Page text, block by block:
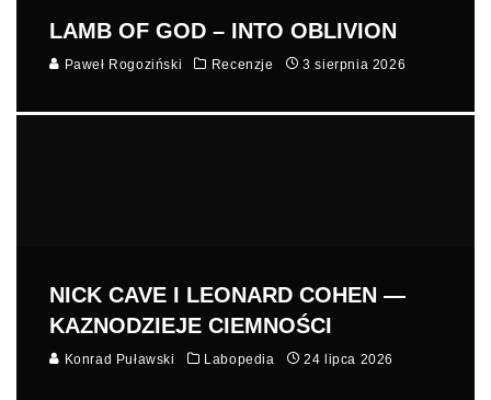
LAMB OF GOD – INTO OBLIVION
Paweł Rogoziński Recenzje 3 sierpnia 2026
NICK CAVE I LEONARD COHEN —
KAZNODZIEJE CIEMNOŚCI
Konrad Puławski Labopedia 24 lipca 2026